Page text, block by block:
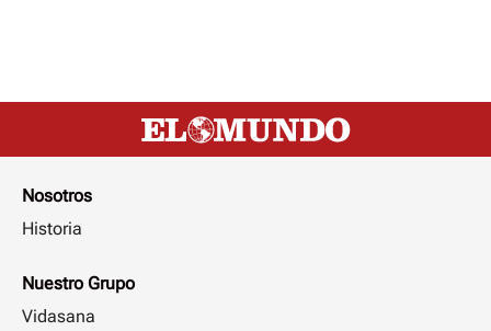
Nosotros
Historia
Nuestro Grupo
Vidasana